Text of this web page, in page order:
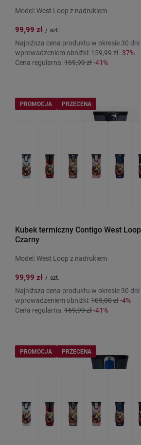
Model: West Loop z nadrukiem
99,99 zł / szt.
Najniższa cena produktu w okresie 30 dni
wprowadzeniem obniżki:159,99 zł-37%
Cena regularna:169,99 zł-41%
PROMOCJA PRZECENA
Kubek termiczny Contigo West
Czarny
Model: West Loop z nadrukiem
99,99 zł / szt.
Najniższa cena produktu w okresie 30 dni
wprowadzeniem obniżki:105,00 zł-4%
Cena regularna:169,99 zł-41%
PROMOCJA PRZECENA